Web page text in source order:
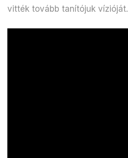
vitték tovább tanítójuk vízióját.